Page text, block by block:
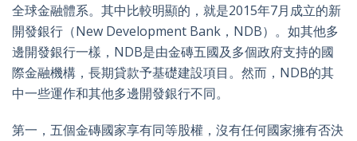
全球金融體系。其中比較明顯的，就是2015年7月成立的新
開發銀行（New Development Bank，NDB）。如其他多
邊開發銀行一樣，NDB是由金磚五國及多個政府支持的國
際金融機構，長期貸款予基礎建設項目。然而，NDB的其
中一些運作和其他多邊開發銀行不同。
第一，五個金磚國家享有同等股權，沒有任何國家擁有否決